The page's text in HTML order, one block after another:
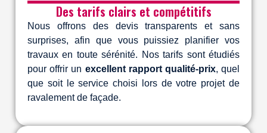
Des tarifs clairs et compétitifs
Nous offrons des devis transparents et sans
surprises, afin que vous puissiez planifier vos
travaux en toute sérénité. Nos tarifs sont étudiés
pour offrir un excellent rapport qualité-prix, quel
que soit le service choisi lors de votre projet de
ravalement de façade.